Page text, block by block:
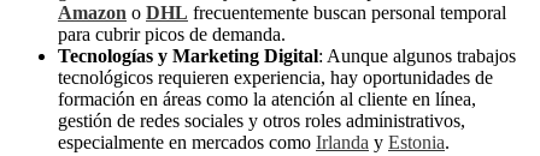
Amazon o DHL frecuentemente buscan personal temporal
para cubrir picos de demanda.
Tecnologías y Marketing Digital: Aunque algunos trabajos
tecnológicos requieren experiencia, hay oportunidades de
formación en áreas como la atención al cliente en línea,
gestión de redes sociales y otros roles administrativos,
especialmente en mercados como Irlanda y Estonia.